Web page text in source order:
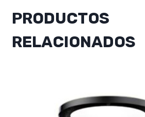
PRODUCTOS
RELACIONADOS